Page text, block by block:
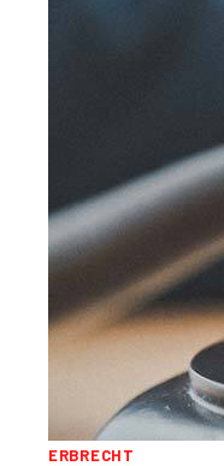
ERBRECHT